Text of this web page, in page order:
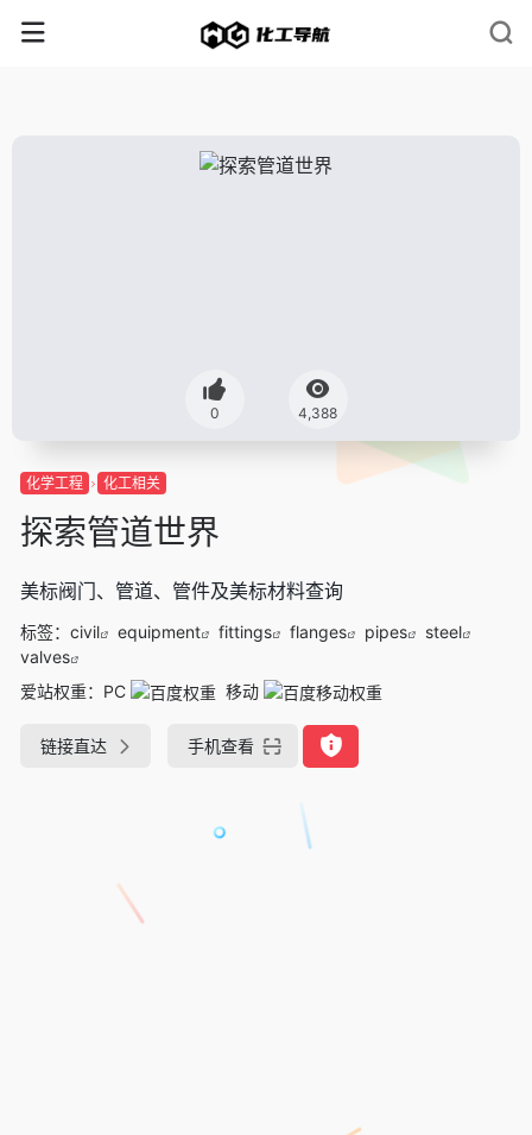
0 4,388
化学工程 化工相关
探索管道世界
美标阀门、管道、管件及美标材料查询
标签： civil equipment fittings flanges pipes
steel
valves
爱站权重： PC 移动
链接直达 手机查看